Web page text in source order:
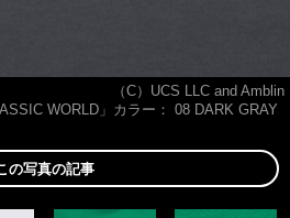
（C）UCS LLC and Amblin
WORLD」カラー： 08 DARK GRAY
の写真の記事